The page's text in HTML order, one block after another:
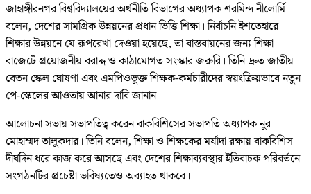
জাহাঙ্গীরনগর বিশ্ববিদ্যালয়ের অর্থনীতি বিভাগের অধ্যাপক শরমিন্দ নীলোর্মি
বলেন, দেশের সামগ্রিক উন্নয়নের প্রধান ভিত্তি শিক্ষা। নির্বাচনি ইশতেহারে
শিক্ষার উন্নয়নে যে রূপরেখা দেওয়া হয়েছে, তা বাস্তবায়নের জন্য শিক্ষা
বাজেটে প্রয়োজনীয় বরাদ্দ ও কাঠামোগত সংস্কার জরুরি। তিনি দ্রুত জাতীয়
বেতন স্কেল ঘোষণা এবং এমপিওভুক্ত শিক্ষক-কর্মচারীদের স্বয়ংক্রিয়ভাবে নতুন
পে-স্কেলের আওতায় আনার দাবি জানান।
আলোচনা সভায় সভাপতিত্ব করেন বাকবিশিসের সভাপতি অধ্যাপক নুর
মোহাম্মদ তালুকদার। তিনি বলেন, শিক্ষা ও শিক্ষকের মর্যাদা রক্ষায় বাকবিশিস
দীর্ঘদিন ধরে কাজ করে আসছে এবং দেশের শিক্ষাব্যবস্থার ইতিবাচক পরিবর্তনে
সংগঠনটির প্রচেষ্টা ভবিষ্যতেও অব্যাহত থাকবে।